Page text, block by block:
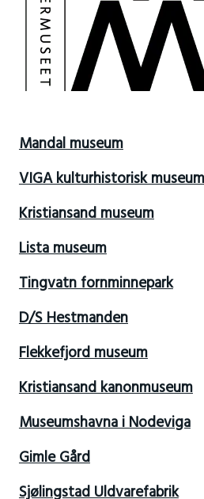
Mandal museum
VIGA kulturhistorisk museum
Kristiansand museum
Lista museum
Tingvatn fornminnepark
D/S Hestmanden
Flekkefjord museum
Kristiansand kanonmuseum
Museumshavna i Nodeviga
Gimle Gård
Sjølingstad Uldvarefabrik